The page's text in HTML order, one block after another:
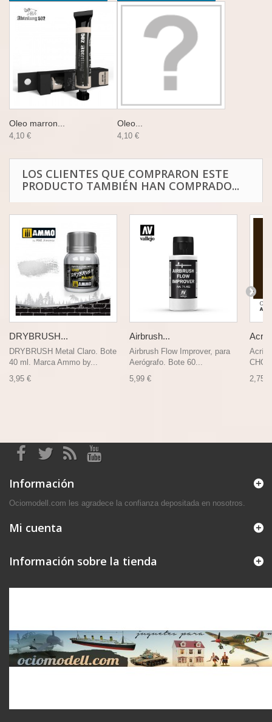
Oleo marron...
4,10 €
Oleo...
4,10 €
LOS CLIENTES QUE COMPRARON ESTE
PRODUCTO TAMBIÉN HAN COMPRADO...
DRYBRUSH...
DRYBRUSH Metal Claro. Bote
40 ml. Marca Ammo by...
3,95 €
Airbrush...
Airbrush Flow Improver, para
Aerógrafo. Bote 60...
5,99 €
2,75 €
Información
Ociomodell.com les agradece la confianza depositada en nosotros.
Mi cuenta
Información sobre la tienda